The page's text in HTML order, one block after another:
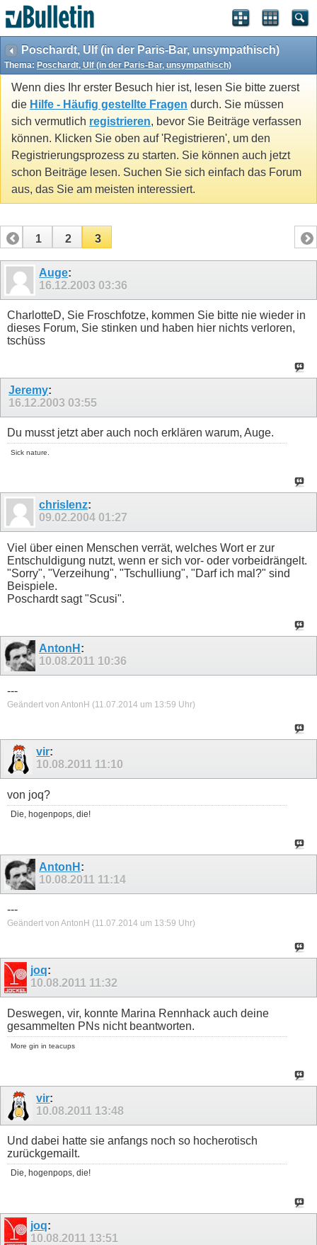
Poschardt, Ulf (in der Paris-Bar, unsympathisch)
Thema: Poschardt, Ulf (in der Paris-Bar, unsympathisch)
Wenn dies Ihr erster Besuch hier ist, lesen Sie bitte zuerst
die Hilfe - Häufig gestellte Fragen durch. Sie müssen
sich vermutlich registrieren, bevor Sie Beiträge verfassen
können. Klicken Sie oben auf 'Registrieren', um den
Registrierungsprozess zu starten. Sie können auch jetzt
schon Beiträge lesen. Suchen Sie sich einfach das Forum
aus, das Sie am meisten interessiert.
1 2 3
Auge:
16.12.2003 03:36
CharlotteD, Sie Froschfotze, kommen Sie bitte nie wieder in
dieses Forum, Sie stinken und haben hier nichts verloren,
tschüss
Jeremy:
16.12.2003 03:55
Du musst jetzt aber auch noch erklären warum, Auge.
Sick nature.
chrislenz:
09.02.2004 01:27
Viel über einen Menschen verrät, welches Wort er zur
Entschuldigung nutzt, wenn er sich vor- oder vorbeidrängelt.
"Sorry", "Verzeihung", "Tschulliung", "Darf ich mal?" sind
Beispiele.
Poschardt sagt "Scusi".
AntonH :
10.08.2011 10:36
---
Geändert von AntonH (11.07.2014 um 13:59 Uhr)
vir:
10.08.2011 11:10
von joq?
Die, hogenpops, die!
AntonH :
10.08.2011 11:14
---
Geändert von AntonH (11.07.2014 um 13:59 Uhr)
joq:
10.08.2011 11:32
Deswegen, vir, konnte Marina Rennhack auch deine
gesammelten PNs nicht beantworten.
More gin in teacups
vir:
10.08.2011 13:48
Und dabei hatte sie anfangs noch so hocherotisch
zurückgemailt.
Die, hogenpops, die!
joq:
10.08.2011 13:51